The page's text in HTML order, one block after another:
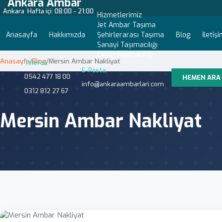
Ankara Hafta içi: 08:00 - 21:00
Anasayfa Hakkımızda
Hizmetlerimiz
Jet Ambar Taşıma
Şehirlerarası Taşıma
Sanayi Taşımacılığı
Blog
Telefon:
0542 477 18 00
0312 812 27 67
E-Posta:
info@ankaraambarlari.com
HEMEN ARA
Anasayfa/Blog/Mersin Ambar Nakliyat
Mersin Ambar Nakliyat